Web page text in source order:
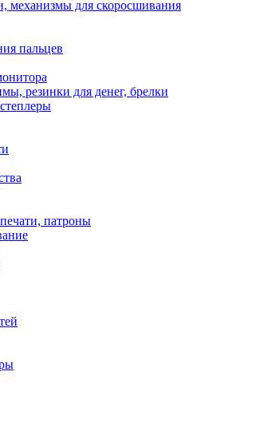
механизмы для скоросшивания
пальцев
резинки для денег, брелки
патроны